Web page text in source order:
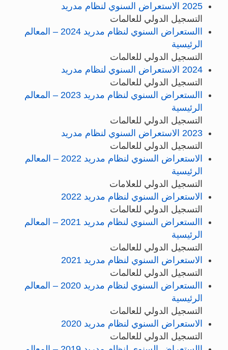
2025 الاستعراض السنوي لنظام مدريد
التسجيل الدولي للعالمات
االستعراض السنوي لنظام مدريد 2024 – المعالم
الرئيسية
التسجيل الدولي للعالمات
2024 الاستعراض السنوي لنظام مدريد
التسجيل الدولي للعالمات
االستعراض السنوي لنظام مدريد 2023 – المعالم
الرئيسية
التسجيل الدولي للعالمات
2023 الاستعراض السنوي لنظام مدريد
التسجيل الدولي للعالمات
الاستعراض السنوي لنظام مدريد 2022 – المعالم
الرئيسية
التسجيل الدولي للعلامات
الاستعراض السنوي لنظام مدريد 2022
التسجيل الدولي للعالمات
االستعراض السنوي لنظام مدريد 2021 – المعالم
الرئيسية
التسجيل الدولي للعالمات
الاستعراض السنوي لنظام مدريد 2021
التسجيل الدولي للعالمات
االستعراض السنوي لنظام مدريد 2020 – المعالم
الرئيسية
التسجيل الدولي للعالمات
الاستعراض السنوي لنظام مدريد 2020
التسجيل الدولي للعالمات